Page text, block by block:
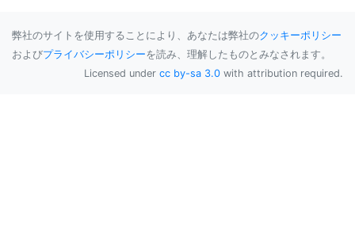
弊社のサイトを使用することにより、あなたは弊社のクッキーポリシー
およびプライバシーポリシーを読み、理解したものとみなされます。
Licensed under cc by-sa 3.0 with attribution required.